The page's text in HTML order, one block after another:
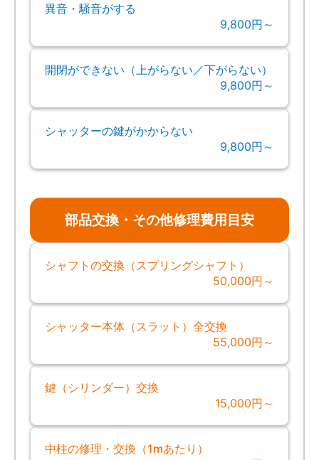
異音・騒音がする
9,800円～
開閉ができない（上がらない／下がらない）
9,800円～
シャッターの鍵がかからない
9,800円～
部品交換・その他修理費用目安
シャフトの交換（スプリングシャフト）
50,000円～
シャッター本体（スラット）全交換
55,000円～
鍵（シリンダー）交換
15,000円～
中柱の修理・交換（1mあたり）